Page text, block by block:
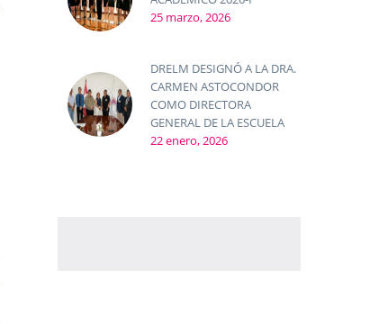
25 marzo, 2026
DRELM DESIGNÓ A LA DRA.
CARMEN ASTOCONDOR
COMO DIRECTORA
GENERAL DE LA ESCUELA
22 enero, 2026